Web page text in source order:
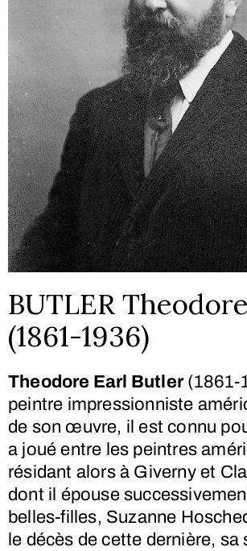
BUTLER
(1861-1936)
Theodore Earl Butler(1861-
peintre impressionniste
de son œuvre, il est connu
a joué entre les peintres
résidant alors à Giverny et
dont il épouse
belles-filles, Suzanne
le décès de cette dernière,